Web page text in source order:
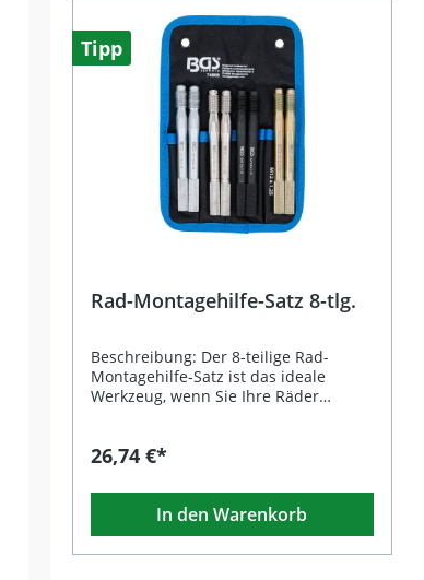
Tipp
Rad-Montagehilfe-Satz 8-tlg.
Beschreibung: Der 8-teilige Rad-
Montagehilfe-Satz ist das ideale
Werkzeug, wenn Sie Ihre Räder
ermöglicht das einfache Fixieren des
eine perfekte Unterstützung,
insbesondere wenn Spurplatten
montiert werden sollen. Durch die
Rändelung haben Sie stets sicheren
26,74 €*
In den Warenkorb